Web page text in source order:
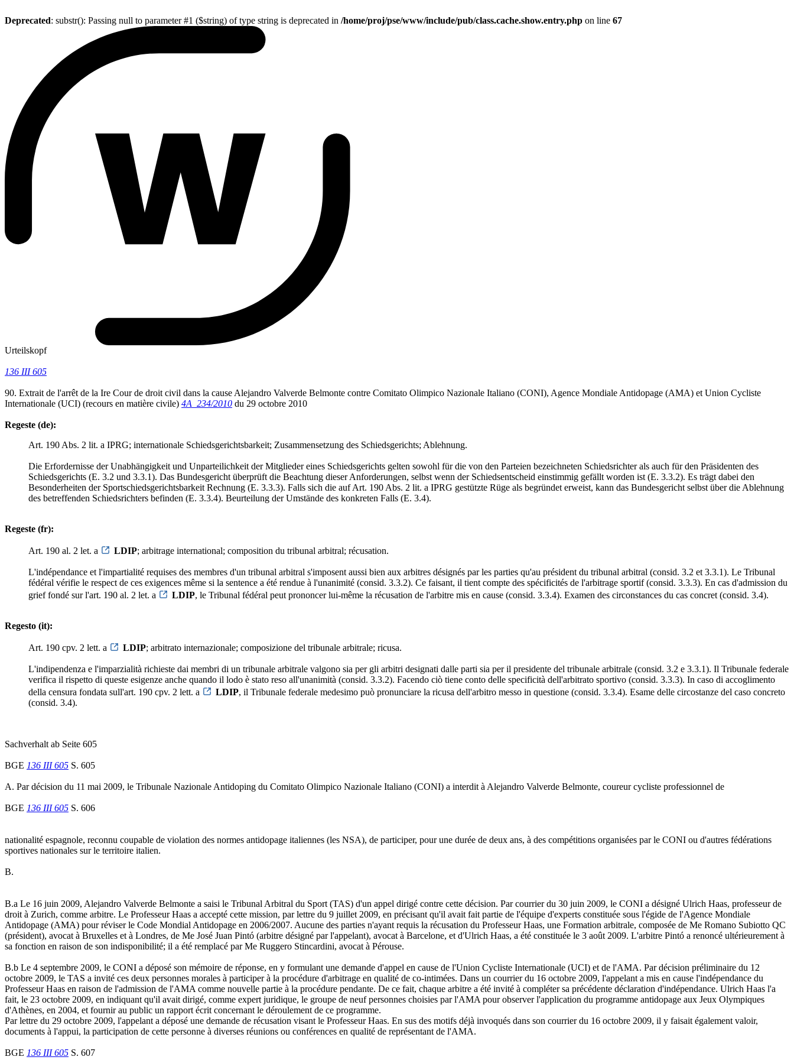
Deprecated: substr(): Passing null to parameter #1 ($string) of type string is deprecated in /home/proj/pse/www/include/pub/class.cache.show.entry.php on line 67
Urteilskopf
136 III 605
90. Extrait de l'arrêt de la Ire Cour de droit civil dans la cause Alejandro Valverde Belmonte contre Comitato Olimpico Nazionale Italiano (CONI), Agence Mondiale Antidopage (AMA) et Union Cycliste
Internationale (UCI) (recours en matière civile) 4A_234/2010 du 29 octobre 2010
Regeste (de):
Art. 190 Abs. 2 lit. a IPRG; internationale Schiedsgerichtsbarkeit; Zusammensetzung des Schiedsgerichts; Ablehnung.
Die Erfordernisse der Unabhängigkeit und Unparteilichkeit der Mitglieder eines Schiedsgerichts gelten sowohl für die von den Parteien bezeichneten Schiedsrichter als auch für den Präsidenten des
Schiedsgerichts (E. 3.2 und 3.3.1). Das Bundesgericht überprüft die Beachtung dieser Anforderungen, selbst wenn der Schiedsentscheid einstimmig gefällt worden ist (E. 3.3.2). Es trägt dabei den
Besonderheiten der Sportschiedsgerichtsbarkeit Rechnung (E. 3.3.3). Falls sich die auf Art. 190 Abs. 2 lit. a IPRG gestützte Rüge als begründet erweist, kann das Bundesgericht selbst über die Ablehnung
des betreffenden Schiedsrichters befinden (E. 3.3.4). Beurteilung der Umstände des konkreten Falls (E. 3.4).
Regeste (fr):
Art. 190 al. 2 let. a LDIP; arbitrage international; composition du tribunal arbitral; récusation.
L'indépendance et l'impartialité requises des membres d'un tribunal arbitral s'imposent aussi bien aux arbitres désignés par les parties qu'au président du tribunal arbitral (consid. 3.2 et 3.3.1). Le Tribunal
fédéral vérifie le respect de ces exigences même si la sentence a été rendue à l'unanimité (consid. 3.3.2). Ce faisant, il tient compte des spécificités de l'arbitrage sportif (consid. 3.3.3). En cas d'admission du
grief fondé sur l'art. 190 al. 2 let. a
LDIP, le Tribunal fédéral peut prononcer lui-même la récusation de l'arbitre mis en cause (consid. 3.3.4). Examen des circonstances du cas concret (consid. 3.4).
Regesto (it):
Art. 190 cpv. 2 lett. a LDIP; arbitrato internazionale; composizione del tribunale arbitrale; ricusa.
L'indipendenza e l'imparzialità richieste dai membri di un tribunale arbitrale valgono sia per gli arbitri designati dalle parti sia per il presidente del tribunale arbitrale (consid. 3.2 e 3.3.1). Il Tribunale federale
verifica il rispetto di queste esigenze anche quando il lodo è stato reso all'unanimità (consid. 3.3.2). Facendo ciò tiene conto delle specificità dell'arbitrato sportivo (consid. 3.3.3). In caso di accoglimento
della censura fondata sull'art. 190 cpv. 2 lett. a
LDIP, il Tribunale federale medesimo può pronunciare la ricusa dell'arbitro messo in questione (consid. 3.3.4). Esame delle circostanze del caso concreto
(consid. 3.4).
Sachverhalt ab Seite 605
BGE 136 III 605 S. 605
A. Par décision du 11 mai 2009, le Tribunale Nazionale Antidoping du Comitato Olimpico Nazionale Italiano (CONI) a interdit à Alejandro Valverde Belmonte, coureur cycliste professionnel de
BGE 136 III 605 S. 606
nationalité espagnole, reconnu coupable de violation des normes antidopage italiennes (les NSA), de participer, pour une durée de deux ans, à des compétitions organisées par le CONI ou d'autres fédérations
sportives nationales sur le territoire italien.
B.
B.a Le 16 juin 2009, Alejandro Valverde Belmonte a saisi le Tribunal Arbitral du Sport (TAS) d'un appel dirigé contre cette décision. Par courrier du 30 juin 2009, le CONI a désigné Ulrich Haas, professeur de
droit à Zurich, comme arbitre. Le Professeur Haas a accepté cette mission, par lettre du 9 juillet 2009, en précisant qu'il avait fait partie de l'équipe d'experts constituée sous l'égide de l'Agence Mondiale
Antidopage (AMA) pour réviser le Code Mondial Antidopage en 2006/2007. Aucune des parties n'ayant requis la récusation du Professeur Haas, une Formation arbitrale, composée de Me Romano Subiotto QC
(président), avocat à Bruxelles et à Londres, de Me José Juan Pintó (arbitre désigné par l'appelant), avocat à Barcelone, et d'Ulrich Haas, a été constituée le 3 août 2009. L'arbitre Pintó a renoncé ultérieurement à
sa fonction en raison de son indisponibilité; il a été remplacé par Me Ruggero Stincardini, avocat à Pérouse.
B.b Le 4 septembre 2009, le CONI a déposé son mémoire de réponse, en y formulant une demande d'appel en cause de l'Union Cycliste Internationale (UCI) et de l'AMA. Par décision préliminaire du 12
octobre 2009, le TAS a invité ces deux personnes morales à participer à la procédure d'arbitrage en qualité de co-intimées. Dans un courrier du 16 octobre 2009, l'appelant a mis en cause l'indépendance du
Professeur Haas en raison de l'admission de l'AMA comme nouvelle partie à la procédure pendante. De ce fait, chaque arbitre a été invité à compléter sa précédente déclaration d'indépendance. Ulrich Haas l'a
fait, le 23 octobre 2009, en indiquant qu'il avait dirigé, comme expert juridique, le groupe de neuf personnes choisies par l'AMA pour observer l'application du programme antidopage aux Jeux Olympiques
d'Athènes, en 2004, et fournir au public un rapport écrit concernant le déroulement de ce programme.
Par lettre du 29 octobre 2009, l'appelant a déposé une demande de récusation visant le Professeur Haas. En sus des motifs déjà invoqués dans son courrier du 16 octobre 2009, il y faisait également valoir,
documents à l'appui, la participation de cette personne à diverses réunions ou conférences en qualité de représentant de l'AMA.
BGE 136 III 605 S. 607